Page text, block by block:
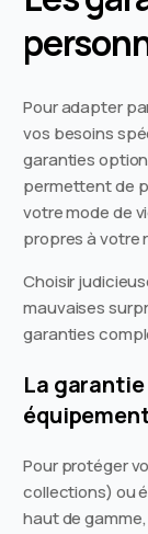
Pour adapter
vos besoins
garanties
permettent de
votre mode de
propres à votre
Choisir
mauvaises
garanties
La
Pour protéger
collections) ou
haut de